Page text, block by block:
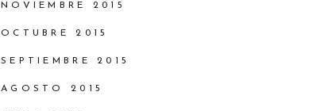
NOVIEMBRE 2015
OCTUBRE 2015
SEPTIEMBRE 2015
AGOSTO 2015